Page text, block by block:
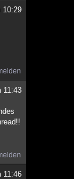
10:29
11:43
11:46